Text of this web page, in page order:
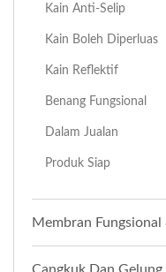
Kain Anti-Selip
Kain Boleh Diperluas
Kain Reflektif
Benang Fungsional
Dalam Jualan
Produk Siap
Membran Fungsional